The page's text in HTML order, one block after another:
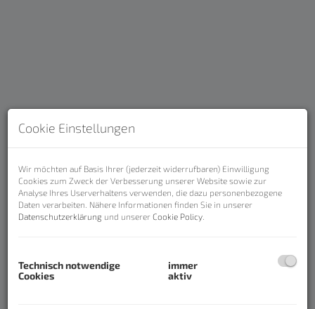
Top-Preis! Gepflegte
Cookie Einstellungen
Wir möchten auf Basis Ihrer (jederzeit widerrufbaren) Einwilligung
Cookies zum Zweck der Verbesserung unserer Website sowie zur
Analyse Ihres Userverhaltens verwenden, die dazu personenbezogene
Daten verarbeiten. Nähere Informationen finden Sie in unserer
Datenschutzerklärung und unserer Cookie Policy
Technisch notwendige
Cookies
immer
aktiv